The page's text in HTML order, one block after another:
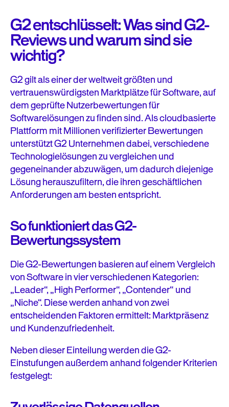
G2 entschlüsselt: Was sind G2-
Reviews und warum sind sie
wichtig?
G2 gilt als einer der weltweit größten und
vertrauenswürdigsten Marktplätze für Software, auf
dem geprüfte Nutzerbewertungen für
Softwarelösungen zu finden sind. Als cloudbasierte
Plattform mit Millionen verifizierter Bewertungen
unterstützt G2 Unternehmen dabei, verschiedene
Technologielösungen zu vergleichen und
gegeneinander abzuwägen, um dadurch diejenige
Lösung herauszufiltern, die ihren geschäftlichen
Anforderungen am besten entspricht.
So funktioniert das G2-
Bewertungssystem
Die G2-Bewertungen basieren auf einem Vergleich
von Software in vier verschiedenen Kategorien:
„Leader“, „High Performer“, „Contender“ und
„Niche“. Diese werden anhand von zwei
entscheidenden Faktoren ermittelt: Marktpräsenz
und Kundenzufriedenheit.
Neben dieser Einteilung werden die G2-
Einstufungen außerdem anhand folgender Kriterien
festgelegt: